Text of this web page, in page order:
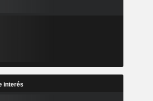
interés